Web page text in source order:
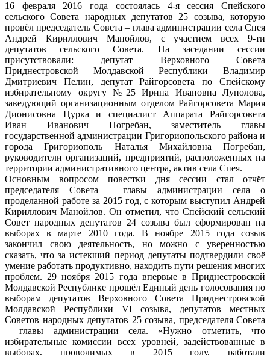
16 февраля 2016 года состоялась 4-я сессия Спейского
сельского Совета народных депутатов 25 созыва, которую
провёл председатель Совета – глава администрации села Спея
Андрей Кириллович Манойлов, с участием всех 9-ти
депутатов сельского Совета. На заседании сессии
присутствовали: депутат Верховного Совета
Приднестровской Молдавской Республики Владимир
Дмитриевич Пелин, депутат Райгорсовета по Спейскому
избирательному округу №25 Ирина Ивановна Луполова,
заведующий организационным отделом Райгорсовета Мария
Дионисовна Цурка и специалист Аппарата Райгорсовета
Иван Иванович Погребан, заместитель главы
государственной администрации Григориопольского района и
города Григориополь Наталья Михайловна Погребан,
руководители организаций, предприятий, расположенных на
территории административного центра, актив села Спея.
Основным вопросом повестки дня сессии стал отчёт
председателя Совета – главы администрации села о
проделанной работе за 2015 год, с которым выступил Андрей
Кириллович Манойлов. Он отметил, что Спейский сельский
Совет народных депутатов 24 созыва был сформирован на
выборах в марте 2010 года. В ноябре 2015 года созыв
закончил свою деятельность, но можно с уверенностью
сказать, что за истекший период депутаты подтвердили своё
умение работать продуктивно, находить пути решения многих
проблем. 29 ноября 2015 года впервые в Приднестровской
Молдавской Республике прошёл Единый день голосования по
выборам депутатов Верховного Совета Приднестровской
Молдавской Республики VI созыва, депутатов местных
Советов народных депутатов 25 созыва, председателя Совета
– главы администрации села. «Нужно отметить, что
избирательные комиссии всех уровней, задействованные в
выборах, проводимых в 2015 году, работали